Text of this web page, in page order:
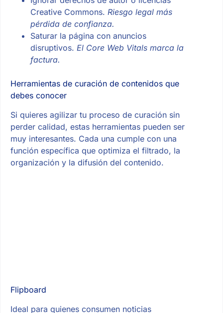
Creative Commons. Riesgo legal más
pérdida de confianza.
Saturar la página con anuncios
disruptivos. El Core Web Vitals marca la
factura.
Herramientas de curación de contenidos que
debes conocer
Si quieres agilizar tu proceso de curación sin
perder calidad, estas herramientas pueden ser
muy interesantes. Cada una cumple con una
función específica que optimiza el filtrado, la
organización y la difusión del contenido.
Flipboard
Ideal para quienes consumen noticias